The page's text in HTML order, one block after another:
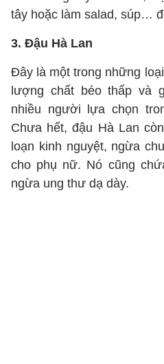
tây hoặc làm salad, súp…
3. Đậu Hà Lan
Đây là một trong những
lượng chất béo thấp và
nhiều người lựa chọn
Chưa hết, đậu Hà Lan
loạn kinh nguyệt, ngừa
cho phụ nữ. Nó cũng
ngừa ung thư dạ dày.